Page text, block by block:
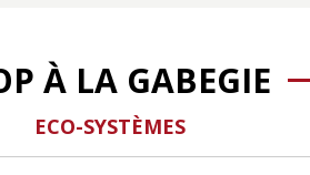
À LA GABEGIE
ECO-SYSTÈMES